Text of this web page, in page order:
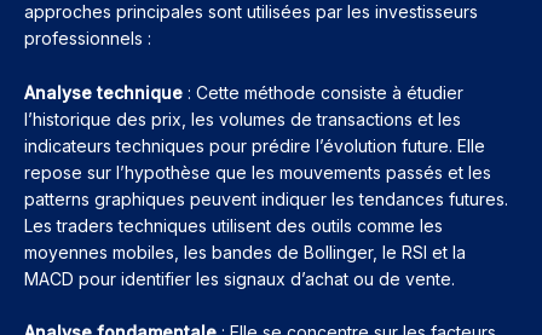
approches principales sont utilisées par les investisseurs
professionnels :
Analyse technique : Cette méthode consiste à étudier
l’historique des prix, les volumes de transactions et les
indicateurs techniques pour prédire l’évolution future. Elle
repose sur l’hypothèse que les mouvements passés et les
patterns graphiques peuvent indiquer les tendances futures.
Les traders techniques utilisent des outils comme les
moyennes mobiles, les bandes de Bollinger, le RSI et la
MACD pour identifier les signaux d’achat ou de vente.